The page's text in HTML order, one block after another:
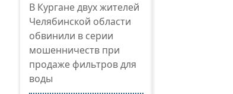
В Кургане двух жителей
Челябинской области
обвинили в серии
мошенничеств при
продаже фильтров для
воды